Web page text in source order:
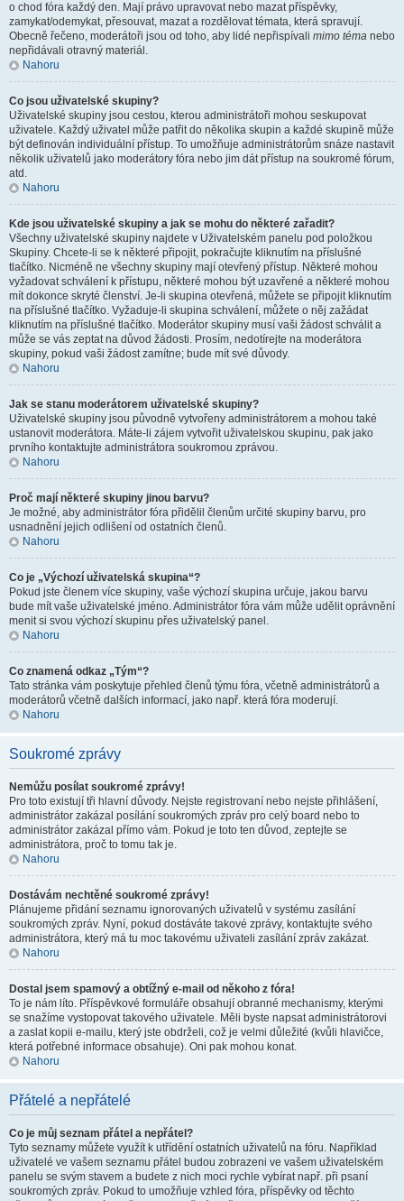
o chod fóra každý den. Mají právo upravovat nebo mazat příspěvky,
zamykat/odemykat, přesouvat, mazat a rozdělovat témata, která spravují.
Obecně řečeno, moderátoři jsou od toho, aby lidé nepřispívali mimo téma nebo
nepřidávali otravný materiál.
Nahoru
Co jsou uživatelské skupiny?
Uživatelské skupiny jsou cestou, kterou administrátoři mohou seskupovat
uživatele. Každý uživatel může patřit do několika skupin a každé skupině může
být definován individuální přístup. To umožňuje administrátorům snáze nastavit
několik uživatelů jako moderátory fóra nebo jim dát přístup na soukromé fórum,
atd.
Nahoru
Kde jsou uživatelské skupiny a jak se mohu do některé zařadit?
Všechny uživatelské skupiny najdete v Uživatelském panelu pod položkou
Skupiny. Chcete-li se k některé připojit, pokračujte kliknutím na příslušné
tlačítko. Nicméně ne všechny skupiny mají otevřený přístup. Některé mohou
vyžadovat schválení k přístupu, některé mohou být uzavřené a některé mohou
mít dokonce skryté členství. Je-li skupina otevřená, můžete se připojit kliknutím
na příslušné tlačítko. Vyžaduje-li skupina schválení, můžete o něj zažádat
kliknutím na příslušné tlačítko. Moderátor skupiny musí vaši žádost schválit a
může se vás zeptat na důvod žádosti. Prosím, nedotírejte na moderátora
skupiny, pokud vaši žádost zamítne; bude mít své důvody.
Nahoru
Jak se stanu moderátorem uživatelské skupiny?
Uživatelské skupiny jsou původně vytvořeny administrátorem a mohou také
ustanovit moderátora. Máte-li zájem vytvořit uživatelskou skupinu, pak jako
prvního kontaktujte administrátora soukromou zprávou.
Nahoru
Proč mají některé skupiny jinou barvu?
Je možné, aby administrátor fóra přidělil členům určité skupiny barvu, pro
usnadnění jejich odlišení od ostatních členů.
Nahoru
Co je „Výchozí uživatelská skupina“?
Pokud jste členem více skupiny, vaše výchozí skupina určuje, jakou barvu
bude mít vaše uživatelské jméno. Administrátor fóra vám může udělit oprávnění
menit si svou výchozí skupinu přes uživatelský panel.
Nahoru
Co znamená odkaz „Tým“?
Tato stránka vám poskytuje přehled členů týmu fóra, včetně administrátorů a
moderátorů včetně dalších informací, jako např. která fóra moderují.
Nahoru
Soukromé zprávy
Nemůžu posílat soukromé zprávy!
Pro toto existují tři hlavní důvody. Nejste registrovaní nebo nejste přihlášení,
administrátor zakázal posílání soukromých zpráv pro celý board nebo to
administrátor zakázal přímo vám. Pokud je toto ten důvod, zeptejte se
administrátora, proč to tomu tak je.
Nahoru
Dostávám nechtěné soukromé zprávy!
Plánujeme přidání seznamu ignorovaných uživatelů v systému zasílání
soukromých zpráv. Nyní, pokud dostáváte takové zprávy, kontaktujte svého
administrátora, který má tu moc takovému uživateli zasílání zpráv zakázat.
Nahoru
Dostal jsem spamový a obtížný e-mail od někoho z fóra!
To je nám líto. Příspěvkové formuláře obsahují obranné mechanismy, kterými
se snažíme vystopovat takového uživatele. Měli byste napsat administrátorovi
a zaslat kopii e-mailu, který jste obdrželi, což je velmi důležité (kvůli hlavičce,
která potřebné informace obsahuje). Oni pak mohou konat.
Nahoru
Přátelé a nepřátelé
Co je můj seznam přátel a nepřátel?
Tyto seznamy můžete využít k utřídění ostatních uživatelů na fóru. Například
uživatelé ve vašem seznamu přátel budou zobrazeni ve vašem uživatelském
panelu se svým stavem a budete z nich moci rychle vybírat např. při psaní
soukromých zpráv. Pokud to umožňuje vzhled fóra, příspěvky od těchto